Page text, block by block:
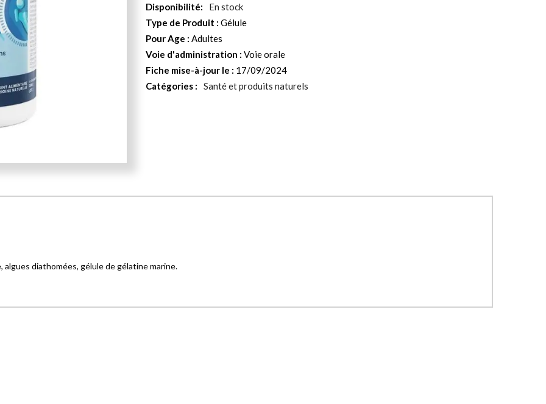
En stock
Type de Produit : Gélule
Pour Age : Adultes
Voie d'administration : Voie orale
Fiche mise-à-jour le : 17/09/2024
Catégories :
Santé et produits naturels
diathomées, gélule de gélatine marine.